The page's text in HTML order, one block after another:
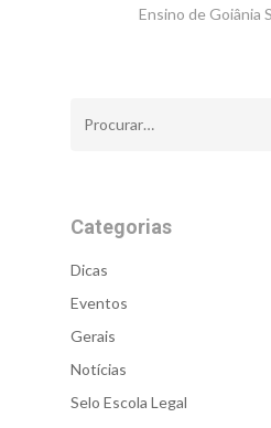
Ensino de Goiânia
Categorias
Dicas
Eventos
Gerais
Notícias
Selo Escola Legal